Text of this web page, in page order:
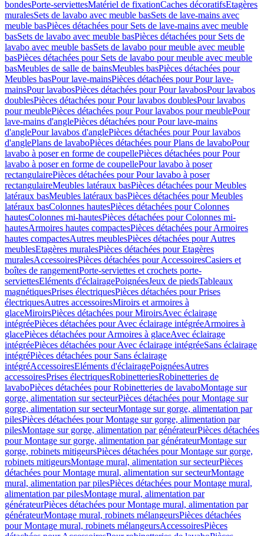
bondesPorte-serviettesMatériel de fixationCaches décoratifsEtagères
muralesSets de lavabo avec meuble basSets de lave-mains avec
meuble basPièces détachées pour Sets de lave-mains avec meuble
basSets de lavabo avec meuble basPièces détachées pour Sets de
lavabo avec meuble basSets de lavabo pour meuble avec meuble
basPièces détachées pour Sets de lavabo pour meuble avec meuble
basMeubles de salle de bainsMeubles basPièces détachées pour
Meubles basPour lave-mainsPièces détachées pour Pour lave-
mainsPour lavabosPièces détachées pour Pour lavabosPour lavabos
doublesPièces détachées pour Pour lavabos doublesPour lavabos
pour meublePièces détachées pour Pour lavabos pour meublePour
lave-mains d'anglePièces détachées pour Pour lave-mains
d'anglePour lavabos d'anglePièces détachées pour Pour lavabos
d'anglePlans de lavaboPièces détachées pour Plans de lavaboPour
lavabo à poser en forme de coupellePièces détachées pour Pour
lavabo à poser en forme de coupellePour lavabo à poser
rectangulairePièces détachées pour Pour lavabo à poser
rectangulaireMeubles latéraux basPièces détachées pour Meubles
latéraux basMeubles latéraux basPièces détachées pour Meubles
latéraux basColonnes hautesPièces détachées pour Colonnes
hautesColonnes mi-hautesPièces détachées pour Colonnes mi-
hautesArmoires hautes compactesPièces détachées pour Armoires
hautes compactesAutres meublesPièces détachées pour Autres
meublesEtagères muralesPièces détachées pour Etagères
muralesAccessoiresPièces détachées pour AccessoiresCasiers et
boîtes de rangementPorte-serviettes et crochets porte-
serviettesEléments d'éclairagePoignéesJeux de piedsTableaux
magnétiquesPrises électriquesPièces détachées pour Prises
électriquesAutres accessoiresMiroirs et armoires à
glaceMiroirsPièces détachées pour MiroirsAvec éclairage
intégréePièces détachées pour Avec éclairage intégréeArmoires à
glacePièces détachées pour Armoires à glaceAvec éclairage
intégréePièces détachées pour Avec éclairage intégréeSans éclairage
intégréPièces détachées pour Sans éclairage
intégréAccessoiresEléments d'éclairagePoignéesAutres
accessoiresPrises électriquesRobinetteriesRobinetteries de
lavaboPièces détachées pour Robinetteries de lavaboMontage sur
gorge, alimentation sur secteurPièces détachées pour Montage sur
gorge, alimentation sur secteurMontage sur gorge, alimentation par
pilesPièces détachées pour Montage sur gorge, alimentation par
pilesMontage sur gorge, alimentation par générateurPièces détachées
pour Montage sur gorge, alimentation par générateurMontage sur
gorge, robinets mitigeursPièces détachées pour Montage sur gorge,
robinets mitigeursMontage mural, alimentation sur secteurPièces
détachées pour Montage mural, alimentation sur secteurMontage
mural, alimentation par pilesPièces détachées pour Montage mural,
alimentation par pilesMontage mural, alimentation par
générateurPièces détachées pour Montage mural, alimentation par
générateurMontage mural, robinets mélangeursPièces détachées
pour Montage mural, robinets mélangeursAccessoiresPièces